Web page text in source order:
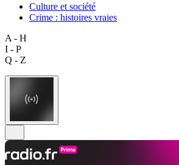
Culture et société
Crime : histoires vraies
A - H
I - P
Q - Z